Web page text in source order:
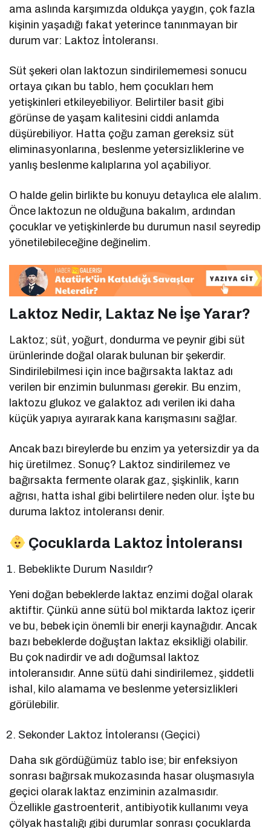
ama aslında karşımızda oldukça yaygın, çok fazla
kişinin yaşadığı fakat yeterince tanınmayan bir
durum var: Laktoz İntoleransı.
Süt şekeri olan laktozun sindirilememesi sonucu
ortaya çıkan bu tablo, hem çocukları hem
yetişkinleri etkileyebiliyor. Belirtiler basit gibi
görünse de yaşam kalitesini ciddi anlamda
düşürebiliyor. Hatta çoğu zaman gereksiz süt
eliminasyonlarına, beslenme yetersizliklerine ve
yanlış beslenme kalıplarına yol açabiliyor.
O halde gelin birlikte bu konuyu detaylıca ele alalım.
Önce laktozun ne olduğuna bakalım, ardından
çocuklar ve yetişkinlerde bu durumun nasıl seyredip
yönetilebileceğine değinelim.
Laktoz Nedir, Laktaz Ne İşe Yarar?
Laktoz; süt, yoğurt, dondurma ve peynir gibi süt
ürünlerinde doğal olarak bulunan bir şekerdir.
Sindirilebilmesi için ince bağırsakta laktaz adı
verilen bir enzimin bulunması gerekir. Bu enzim,
laktozu glukoz ve galaktoz adı verilen iki daha
küçük yapıya ayırarak kana karışmasını sağlar.
Ancak bazı bireylerde bu enzim ya yetersizdir ya da
hiç üretilmez. Sonuç? Laktoz sindirilemez ve
bağırsakta fermente olarak gaz, şişkinlik, karın
ağrısı, hatta ishal gibi belirtilere neden olur. İşte bu
duruma laktoz intoleransı denir.
Çocuklarda Laktoz İntoleransı
Bebeklikte Durum Nasıldır?
Yeni doğan bebeklerde laktaz enzimi doğal olarak
aktiftir. Çünkü anne sütü bol miktarda laktoz içerir
ve bu, bebek için önemli bir enerji kaynağıdır. Ancak
bazı bebeklerde doğuştan laktaz eksikliği olabilir.
Bu çok nadirdir ve adı doğumsal laktoz
intoleransıdır. Anne sütü dahi sindirilemez, şiddetli
ishal, kilo alamama ve beslenme yetersizlikleri
görülebilir.
Sekonder Laktoz İntoleransı (Geçici)
Daha sık gördüğümüz tablo ise; bir enfeksiyon
sonrası bağırsak mukozasında hasar oluşmasıyla
geçici olarak laktaz enziminin azalmasıdır.
Özellikle gastroenterit, antibiyotik kullanımı veya
çölyak hastalığı gibi durumlar sonrası çocuklarda